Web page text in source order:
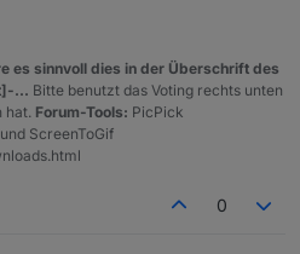
es sinnvoll dies in der Überschrift des
... Bitte benutzt das Voting rechts unten
hat. Forum-Tools: PicPick
ScreenToGif
0